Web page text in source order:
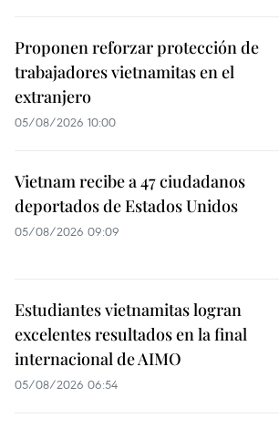
Proponen reforzar protección de
trabajadores vietnamitas en el
extranjero
05/08/2026 10:00
Vietnam recibe a 47 ciudadanos
deportados de Estados Unidos
05/08/2026 09:09
Estudiantes vietnamitas logran
excelentes resultados en la final
internacional de AIMO
05/08/2026 06:54